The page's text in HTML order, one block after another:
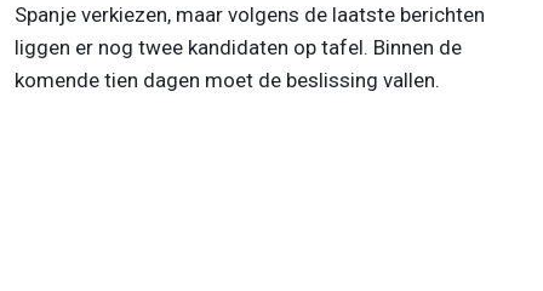
Spanje verkiezen, maar volgens de laatste berichten
liggen er nog twee kandidaten op tafel. Binnen de
komende tien dagen moet de beslissing vallen.